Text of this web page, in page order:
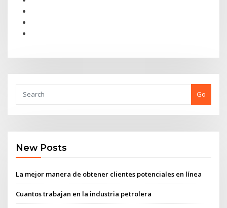
Go
New Posts
La mejor manera de obtener clientes potenciales en línea
Cuantos trabajan en la industria petrolera